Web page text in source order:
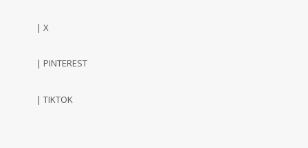
| X
| PINTEREST
| TIKTOK